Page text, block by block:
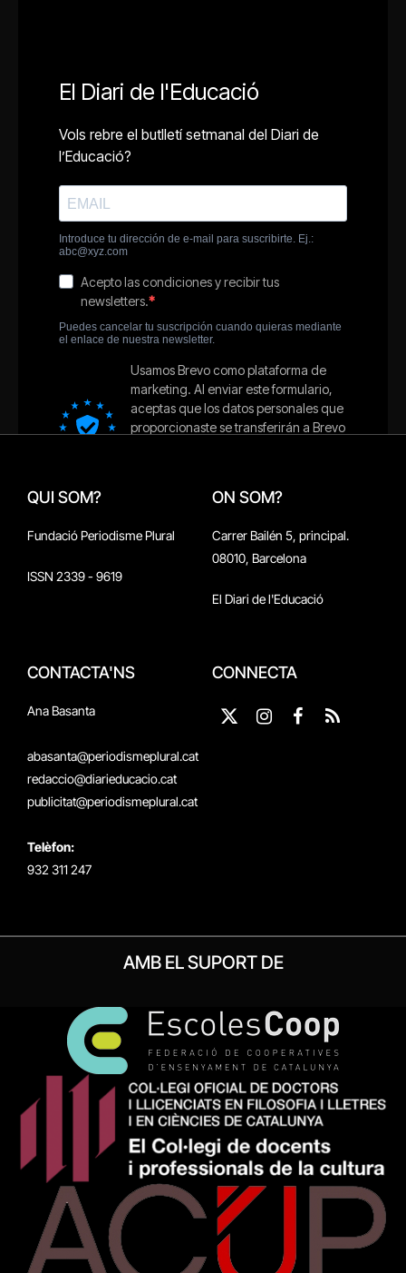
QUI SOM?
Fundació Periodisme Plural
ISSN 2339 - 9619
ON SOM?
Carrer Bailén 5, principal.
08010, Barcelona
El Diari de l'Educació
CONTACTA'NS
Ana Basanta
abasanta@periodismeplural.cat
redaccio@diarieducacio.cat
publicitat@periodismeplural.cat
Telèfon:
932 311 247
CONNECTA
X
Instagram
Facebook
RSS
AMB EL SUPORT DE